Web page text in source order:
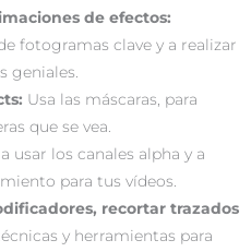
de efectos:
fotogramas clave y a realizar
geniales.
Usa las máscaras, para
que se vea.
usar los canales alpha y a
para tus vídeos.
recortar trazados
y herramientas para